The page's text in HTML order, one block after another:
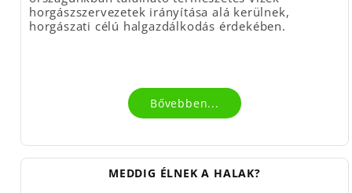
horgászszervezetek irányítása alá kerülnek,
horgászati célú halgazdálkodás érdekében.
Bővebben...
MEDDIG ÉLNEK A HALAK?